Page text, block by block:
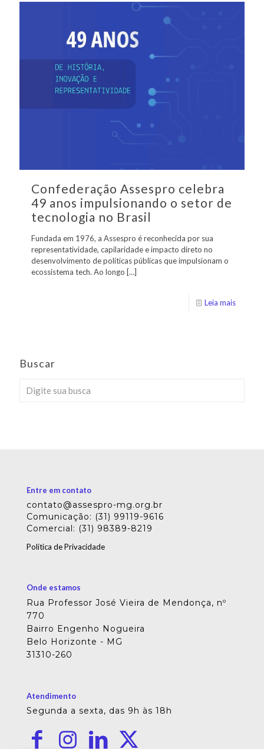
Confederação Assespro celebra
49 anos impulsionando o setor de
tecnologia no Brasil
Fundada em 1976, a Assespro é reconhecida por sua
representatividade, capilaridade e impacto direto no
desenvolvimento de políticas públicas que impulsionam o
ecossistema tech. Ao longo […]
Leia mais
Buscar
Entre em contato
contato@assespro-mg.org.br
Comunicação: (31) 99119-9616
Comercial: (31) 98389-8219
Política de Privacidade
Onde estamos
Rua Professor José Vieira de Mendonça, nº
770
Bairro Engenho Nogueira
Belo Horizonte - MG
31310-260
Atendimento
Segunda a sexta, das 9h às 18h